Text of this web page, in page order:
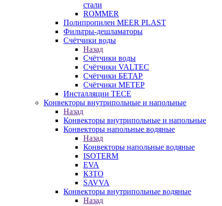
стали
ROMMER
Полипропилен MEER PLAST
Фильтры-дешламаторы
Счётчики воды
Назад
Счётчики воды
Счётчики VALTEC
Счётчики БЕТАР
Счётчики МЕТЕР
Инсталляции TECE
Конвекторы внутрипольные и напольные
Назад
Конвекторы внутрипольные и напольные
Конвекторы напольные водяные
Назад
Конвекторы напольные водяные
ISOTERM
EVA
КЗТО
SAVVA
Конвекторы внутрипольные водяные
Назад